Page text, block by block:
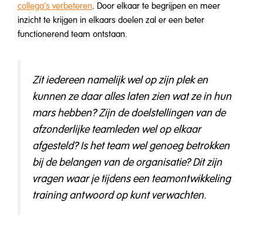
collega’s verbeteren. Door elkaar te begrijpen en meer
inzicht te krijgen in elkaars doelen zal er een beter
functionerend team ontstaan.
Zit iedereen namelijk wel op zijn plek en
kunnen ze daar alles laten zien wat ze in hun
mars hebben? Zijn de doelstellingen van de
afzonderlijke teamleden wel op elkaar
afgesteld? Is het team wel genoeg betrokken
bij de belangen van de organisatie? Dit zijn
vragen waar je tijdens een teamontwikkeling
training antwoord op kunt verwachten.